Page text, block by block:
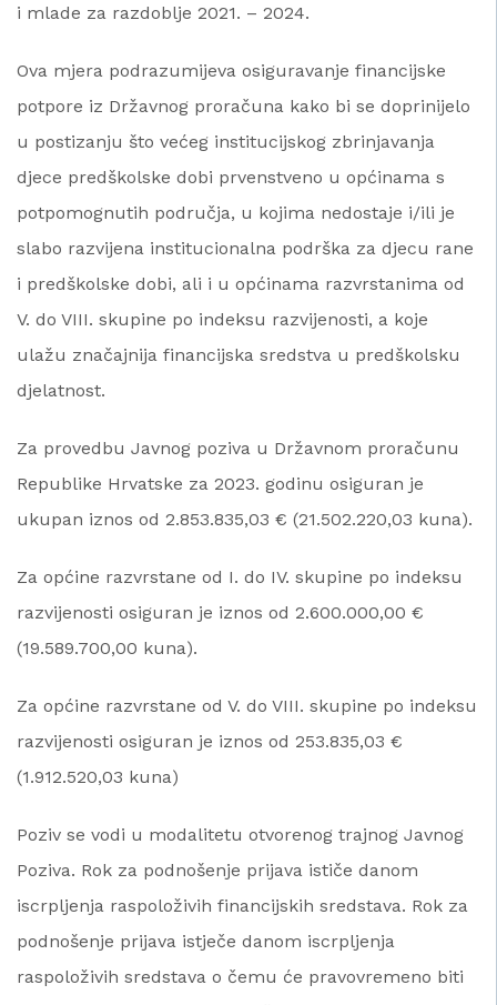
i mlade za razdoblje 2021. – 2024.
Ova mjera podrazumijeva osiguravanje financijske
potpore iz Državnog proračuna kako bi se doprinijelo
u postizanju što većeg institucijskog zbrinjavanja
djece predškolske dobi prvenstveno u općinama s
potpomognutih područja, u kojima nedostaje i/ili je
slabo razvijena institucionalna podrška za djecu rane
i predškolske dobi, ali i u općinama razvrstanima od
V. do VIII. skupine po indeksu razvijenosti, a koje
ulažu značajnija financijska sredstva u predškolsku
djelatnost.
Za provedbu Javnog poziva u Državnom proračunu
Republike Hrvatske za 2023. godinu osiguran je
ukupan iznos od 2.853.835,03 € (21.502.220,03 kuna).
Za općine razvrstane od I. do IV. skupine po indeksu
razvijenosti osiguran je iznos od 2.600.000,00 €
(19.589.700,00 kuna).
Za općine razvrstane od V. do VIII. skupine po indeksu
razvijenosti osiguran je iznos od 253.835,03 €
(1.912.520,03 kuna)
Poziv se vodi u modalitetu otvorenog trajnog Javnog
Poziva. Rok za podnošenje prijava ističe danom
iscrpljenja raspoloživih financijskih sredstava. Rok za
podnošenje prijava istječe danom iscrpljenja
raspoloživih sredstava o čemu će pravovremeno biti